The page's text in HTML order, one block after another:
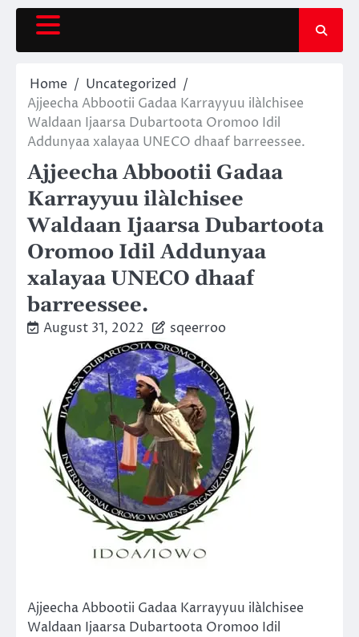
Skip
content
Home
Uncategorized
Ajjeecha Abbootii Gadaa Karrayyuu ilàlchisee
Waldaan Ijaarsa Dubartoota Oromoo Idil
Addunyaa xalayaa UNECO dhaaf barreessee.
Ajjeecha Abbootii Gadaa
Karrayyuu ilàlchisee
Waldaan Ijaarsa Dubartoota
Oromoo Idil Addunyaa
xalayaa UNECO dhaaf
barreessee.
August 31, 2022 sqeerroo
Ajjeecha Abbootii Gadaa Karrayyuu ilàlchisee
Waldaan Ijaarsa Dubartoota Oromoo Idil